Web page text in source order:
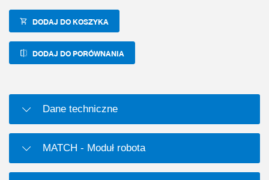
DODAJ DO KOSZYKA
DODAJ DO PORÓWNANIA
Dane techniczne
MATCH - Moduł robota